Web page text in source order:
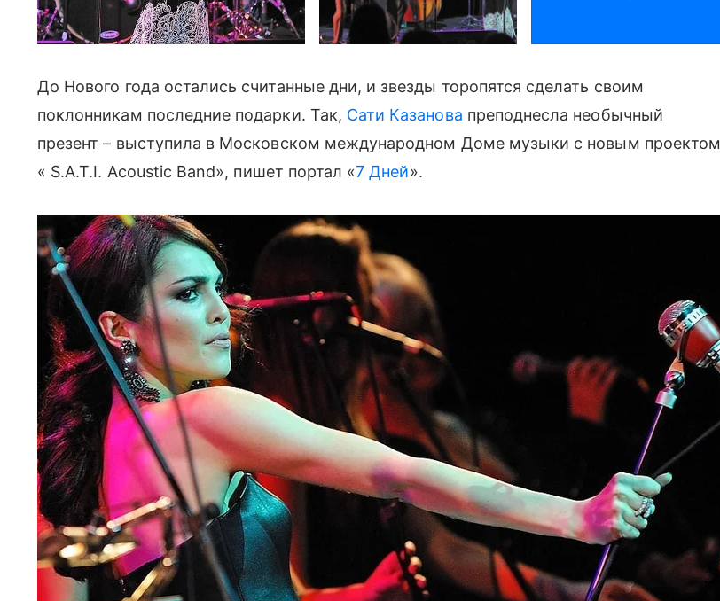
До Нового года остались считанные дни, и звезды торопятся сделать своим
поклонникам последние подарки. Так, Сати Казанова преподнесла необычный
презент – выступила в Московском международном Доме музыки с новым проектом
« S.A.T.I. Acоustic Band», пишет портал «7 Дней».